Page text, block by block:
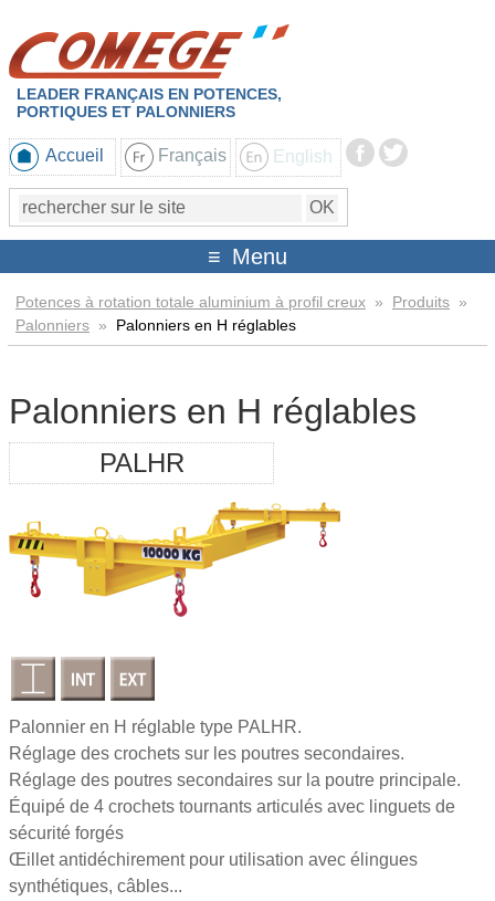
LEADER FRANÇAIS EN POTENCES,
PORTIQUES ET PALONNIERS
Accueil Français English
Menu
Potences à rotation totale aluminium à profil creux » Produits »
Palonniers » Palonniers en H réglables
Palonniers en H réglables
PALHR
Palonnier en H réglable type PALHR.
Réglage des crochets sur les poutres secondaires.
Réglage des poutres secondaires sur la poutre principale.
Équipé de 4 crochets tournants articulés avec linguets de
sécurité forgés
Œillet antidéchirement pour utilisation avec élingues
synthétiques, câbles...